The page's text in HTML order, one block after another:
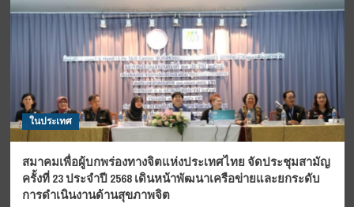
ในประเทศ
สมาคมเพื่อผู้บกพร่องทางจิตแห่งประเทศไทย จัดประชุมสามัญ
ครั้งที่ 23 ประจำปี 2568 เดินหน้าพัฒนาเครือข่ายและยกระดับ
การดำเนินงานด้านสุขภาพจิต